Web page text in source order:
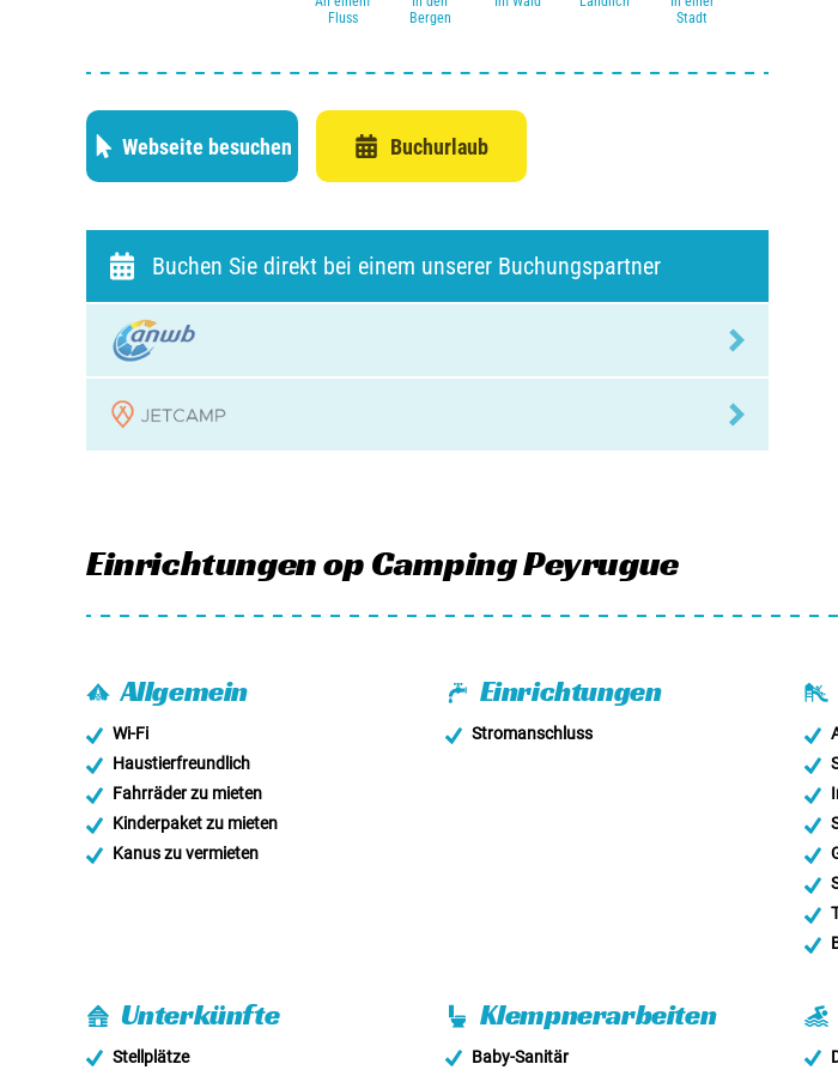
Fluss
Bergen
Stadt
Webseite besuchen Buchurlaub
Buchen Sie direkt bei einem unserer Buchungspartner
Einrichtungenop Camping Peyrugue
Allgemein
Wi-Fi
Haustierfreundlich
Fahrräder zu mieten
Kinderpaket zu mieten
Kanus zu vermieten
Einrichtungen
Stromanschluss
Unterkünfte
Stellplätze
Klempnerarbeiten
Baby-Sanitär